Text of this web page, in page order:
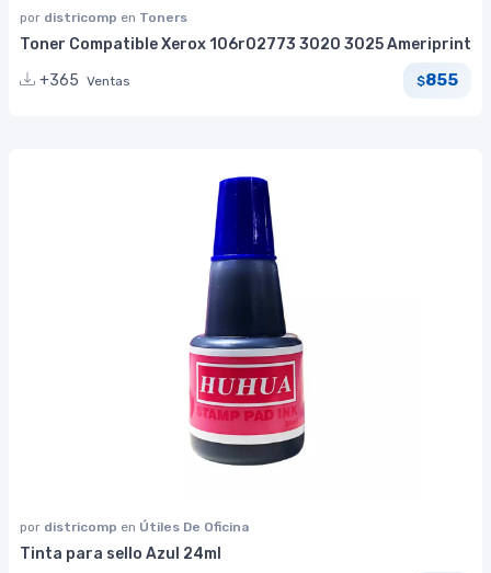
por districomp en Toners
Toner Compatible Xerox 106r02773 3020 3025 Ameriprint
+365 Ventas $855
por districomp en Útiles De Oficina
Tinta para sello Azul 24ml